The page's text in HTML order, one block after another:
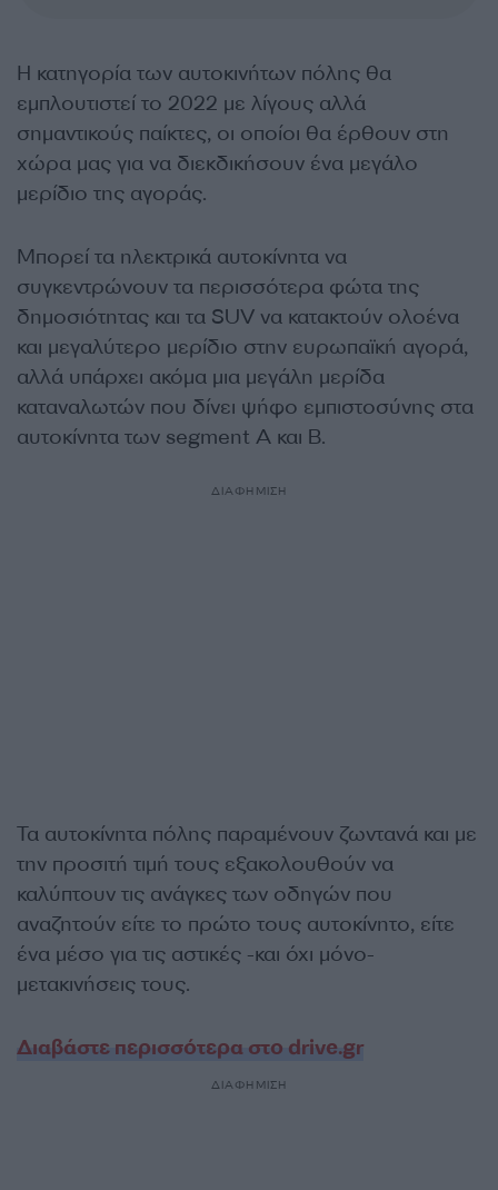
Η κατηγορία των αυτοκινήτων πόλης θα
εμπλουτιστεί το 2022 με λίγους αλλά
σημαντικούς παίκτες, οι οποίοι θα έρθουν στη
χώρα μας για να διεκδικήσουν ένα μεγάλο
μερίδιο της αγοράς.
Μπορεί τα ηλεκτρικά αυτοκίνητα να
συγκεντρώνουν τα περισσότερα φώτα της
δημοσιότητας και τα SUV να κατακτούν ολοένα
και μεγαλύτερο μερίδιο στην ευρωπαϊκή αγορά,
αλλά υπάρχει ακόμα μια μεγάλη μερίδα
καταναλωτών που δίνει ψήφο εμπιστοσύνης στα
αυτοκίνητα των segment Α και Β.
ΔΙΑΦΗΜΙΣΗ
Τα αυτοκίνητα πόλης παραμένουν ζωντανά και με
την προσιτή τιμή τους εξακολουθούν να
καλύπτουν τις ανάγκες των οδηγών που
αναζητούν είτε το πρώτο τους αυτοκίνητο, είτε
ένα μέσο για τις αστικές -και όχι μόνο-
μετακινήσεις τους.
Διαβάστε περισσότερα στο drive.gr
ΔΙΑΦΗΜΙΣΗ